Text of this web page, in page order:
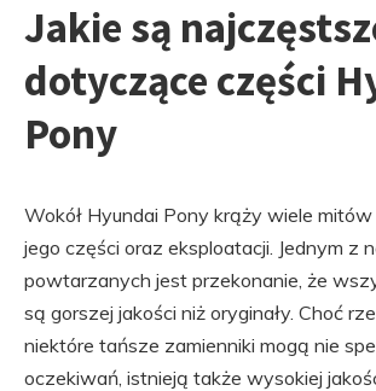
Jakie są
dotyczące części
Pony
Wokół Hyundai Pony krąży wiele
jego części oraz eksploatacji. Jednym z
powtarzanych jest przekonanie, że
są gorszej jakości niż oryginały. Choć
niektóre tańsze zamienniki mogą nie
oczekiwań, istnieją także wysokiej